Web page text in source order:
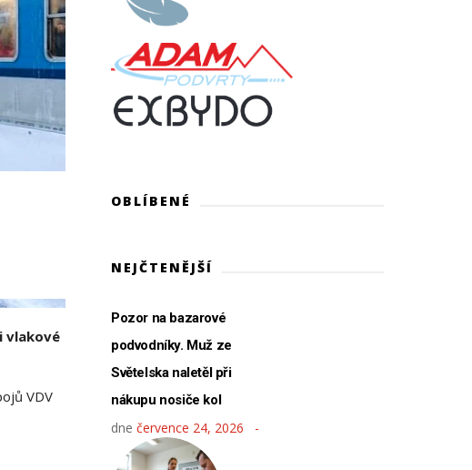
vlakové
VDV
OBLÍBENÉ
NEJČTENĚJŠÍ
Pozor na bazarové
podvodníky. Muž ze
Světelska naletěl při
nákupu nosiče kol
dne července 24, 2026